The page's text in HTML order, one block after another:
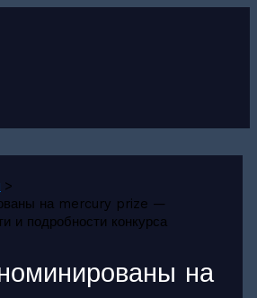
на mercury prize —
и подробности конкурса
на